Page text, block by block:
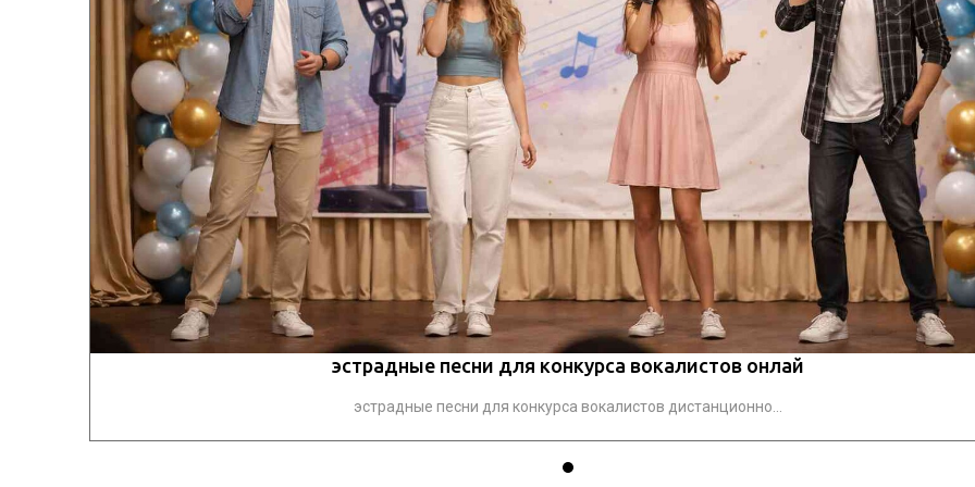
эстрадные песни для конкурса вокалистов онлай
эстрадные песни для конкурса вокалистов дистанционно...